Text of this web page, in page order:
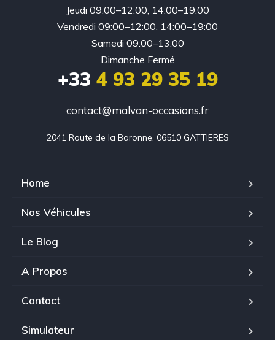
Jeudi 09:00–12:00, 14:00–19:00
Vendredi 09:00–12:00, 14:00–19:00
Samedi 09:00–13:00
Dimanche Fermé
+33 4 93 29 35 19
contact@malvan-occasions.fr
2041 Route de la Baronne, 06510 GATTIERES
Home
Nos Véhicules
Le Blog
A Propos
Contact
Simulateur